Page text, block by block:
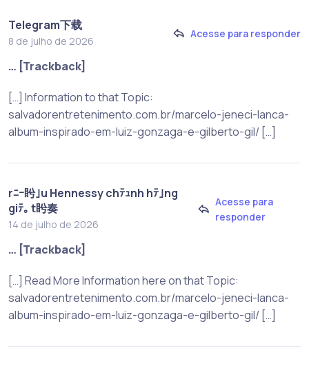
Telegram下载
8 de julho de 2026
Acesse para responder
… [Trackback]
[…] Information to that Topic:
salvadorentretenimento.com.br/marcelo-jeneci-lanca-
album-inspirado-em-luiz-gonzaga-e-gilberto-gil/ […]
rﾆｰ盻｣u Hennessy chﾃｭnh hﾃ｣ng
giﾃ｡ t盻奏
14 de julho de 2026
Acesse para
responder
… [Trackback]
[…] Read More Information here on that Topic:
salvadorentretenimento.com.br/marcelo-jeneci-lanca-
album-inspirado-em-luiz-gonzaga-e-gilberto-gil/ […]